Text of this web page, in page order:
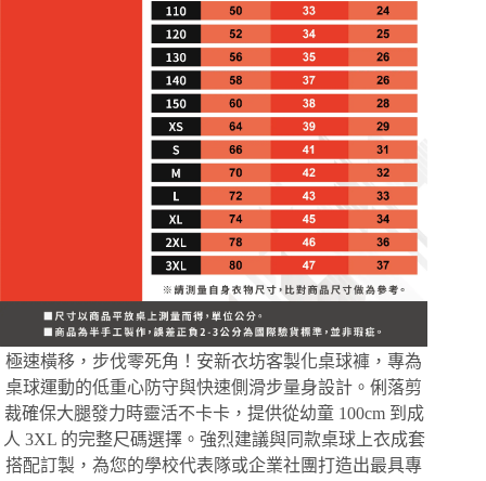
極速橫移，步伐零死角！安新衣坊客製化桌球褲，專為
桌球運動的低重心防守與快速側滑步量身設計。俐落剪
裁確保大腿發力時靈活不卡卡，提供從幼童 100cm 到成
人 3XL 的完整尺碼選擇。強烈建議與同款桌球上衣成套
搭配訂製，為您的學校代表隊或企業社團打造出最具專